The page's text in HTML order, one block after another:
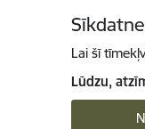
Lai šī
Lūdzu,